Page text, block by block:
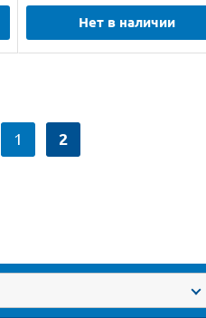
Нет в наличии
1 2